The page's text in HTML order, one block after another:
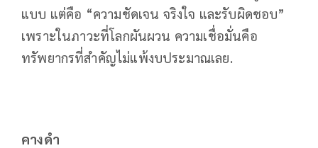
แบบ แต่คือ “ความชัดเจน จริงใจ และรับผิดชอบ”
เพราะในภาวะที่โลกผันผวน ความเชื่อมั่นคือ
ทรัพยากรที่สำคัญไม่แพ้งบประมาณเลย.
คางดำ